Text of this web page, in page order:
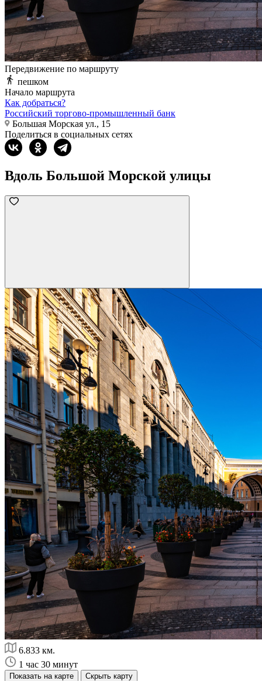
Передвижение по маршруту
пешком
Начало маршрута
Как добраться?
Российский торгово-промышленный банк
Большая Морская ул., 15
Поделиться в социальных сетях
Вдоль Большой Морской улицы
6.833 км.
1 час 30 минут
Показать на карте Скрыть карту